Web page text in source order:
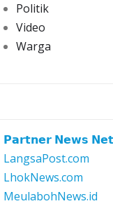
Politik
Video
Warga
𝗣𝗮𝗿𝘁𝗻𝗲𝗿 𝗡𝗲𝘄𝘀
LangsaPost.com
LhokNews.com
MeulabohNews.id